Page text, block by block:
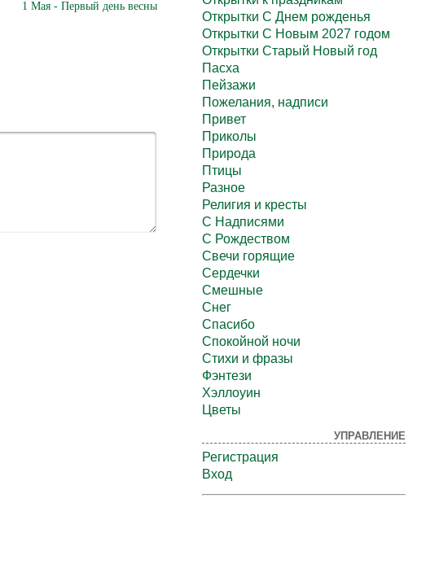
1 Мая - Первый день весны
Открытки С Днем рожденья
Открытки С Новым 2027 годом
Открытки Старый Новый год
Пасха
Пейзажи
Пожелания, надписи
Привет
Приколы
Природа
Птицы
Разное
Религия и кресты
С Надписями
С Рождеством
Свечи горящие
Сердечки
Смешные
Снег
Спасибо
Спокойной ночи
Стихи и фразы
Фэнтези
Хэллоуин
Цветы
УПРАВЛЕНИЕ
Регистрация
Вход